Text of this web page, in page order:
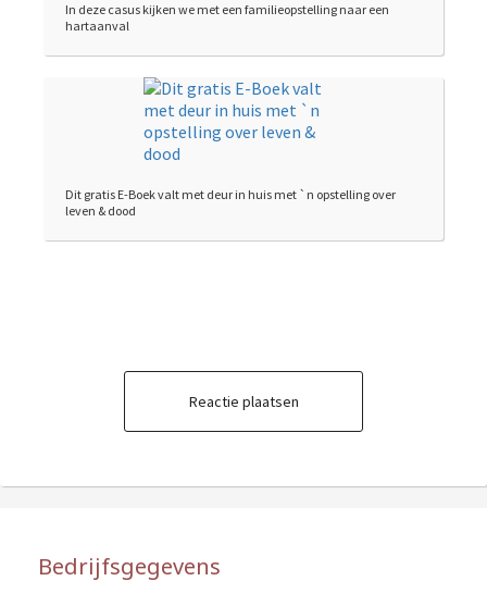
In deze casus kijken we met een familieopstelling naar een
hartaanval
Dit gratis E-Boek valt met deur in huis met `n opstelling over
leven & dood
Reactie plaatsen
Bedrijfsgegevens